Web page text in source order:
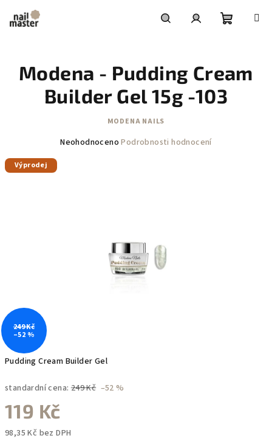
obsah
košík
Pudding Cream Builder Gel
standardní cena: 249 Kč –52 %
119 Kč
98,35 Kč bez DPH
Modena - Pudding Cream
Builder Gel 15g -103
MODENA NAILS
Průměrné
Neohodnoceno Podrobnosti hodnocení
Výprodej
249 Kč
–52 %